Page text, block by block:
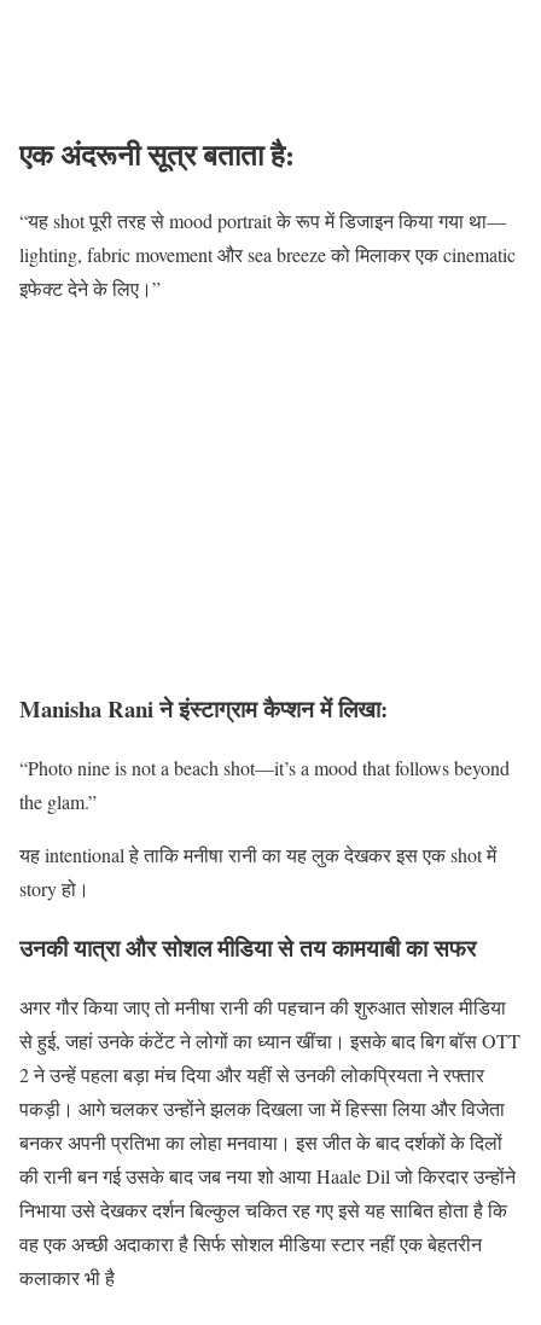
एक अंदरूनी सूत्र बताता है:
“यह shot पूरी तरह से mood portrait के रूप में डिजाइन किया गया था—
lighting, fabric movement और sea breeze को मिलाकर एक cinematic
इफेक्ट देने के लिए।”
Manisha Rani ने इंस्टाग्राम कैप्शन में लिखा:
“Photo nine is not a beach shot—it’s a mood that follows beyond
the glam.”
यह intentional हे ताकि मनीषा रानी का यह लुक देखकर इस एक shot में
story हो।
उनकी यात्रा और सोशल मीडिया से तय कामयाबी का सफर
अगर गौर किया जाए तो मनीषा रानी की पहचान की शुरुआत सोशल मीडिया
से हुई, जहां उनके कंटेंट ने लोगों का ध्यान खींचा। इसके बाद बिग बॉस OTT
2 ने उन्हें पहला बड़ा मंच दिया और यहीं से उनकी लोकप्रियता ने रफ्तार
पकड़ी। आगे चलकर उन्होंने झलक दिखला जा में हिस्सा लिया और विजेता
बनकर अपनी प्रतिभा का लोहा मनवाया। इस जीत के बाद दर्शकों के दिलों
की रानी बन गई उसके बाद जब नया शो आया Haale Dil जो किरदार उन्होंने
निभाया उसे देखकर दर्शन बिल्कुल चकित रह गए इसे यह साबित होता है कि
वह एक अच्छी अदाकारा है सिर्फ सोशल मीडिया स्टार नहीं एक बेहतरीन
कलाकार भी है